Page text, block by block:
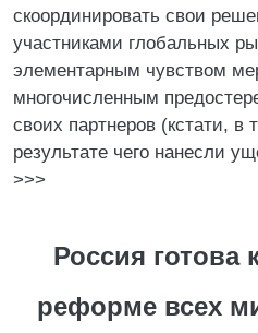
скоординировать свои
участниками глобальных
элементарным чувством
многочисленным
своих партнеров (кстати,
результате чего нанесли
>>>
Россия готова
реформе всех